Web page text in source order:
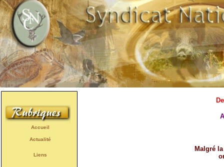
Accueil
Actualité
Liens
Malgré